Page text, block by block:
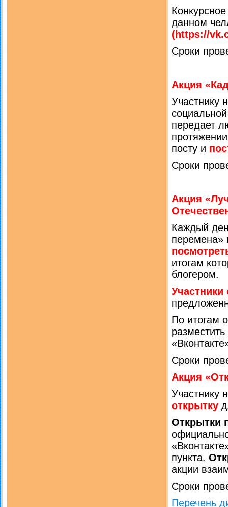
данном
(https://
Сроки
Акция
Участнику
передает
посту и
Сроки
Акция
Каждый
перемена»
итогам
блогером.
По итогам
Сроки
Акция
Участнику
открытку
Открытки
пункта.
акции
Сроки
Перечень